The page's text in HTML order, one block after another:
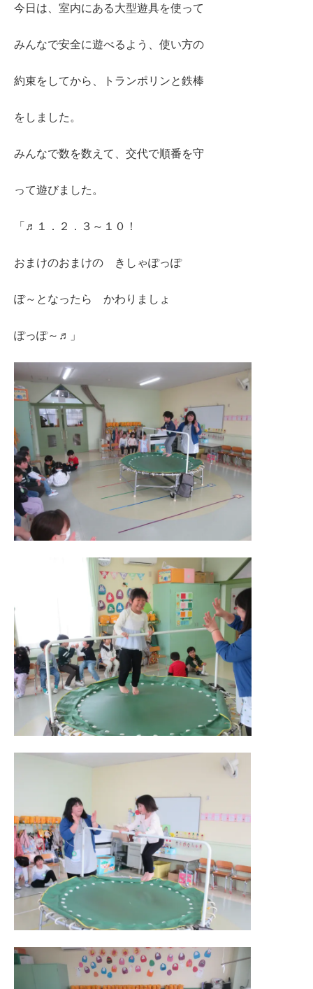
今日は、室内にある大型遊具を使って
みんなで安全に遊べるよう、使い方の
約束をしてから、トランポリンと鉄棒
をしました。
みんなで数を数えて、交代で順番を守
って遊びました。
「♬１．２．３～１０！
おまけのおまけの きしゃぽっぽ
ぽ～となったら かわりましょ
ぽっぽ～♬」